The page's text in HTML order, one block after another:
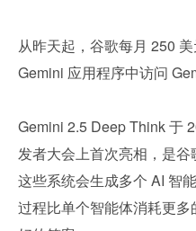
从昨天起，谷歌每月 250
Gemini 应用程序中访问
Gemini 2.5 Deep Think 于
发者大会上首次亮相，是谷
这些系统会生成多个 AI 智
过程比单个智能体消耗更